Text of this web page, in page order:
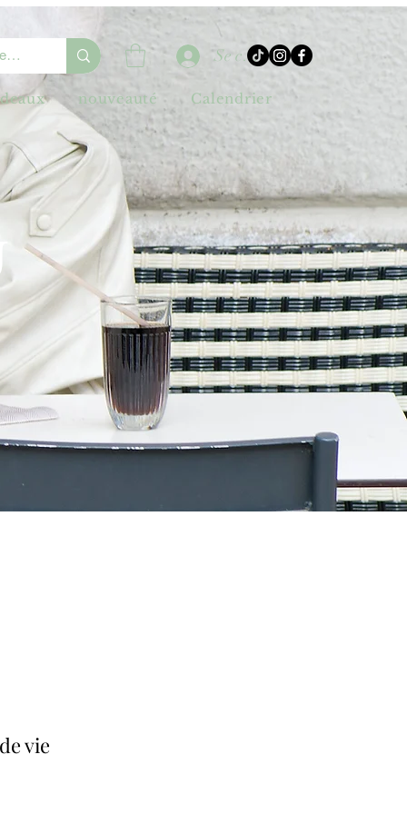
Se connecter
nouveauté Calendrier
vie